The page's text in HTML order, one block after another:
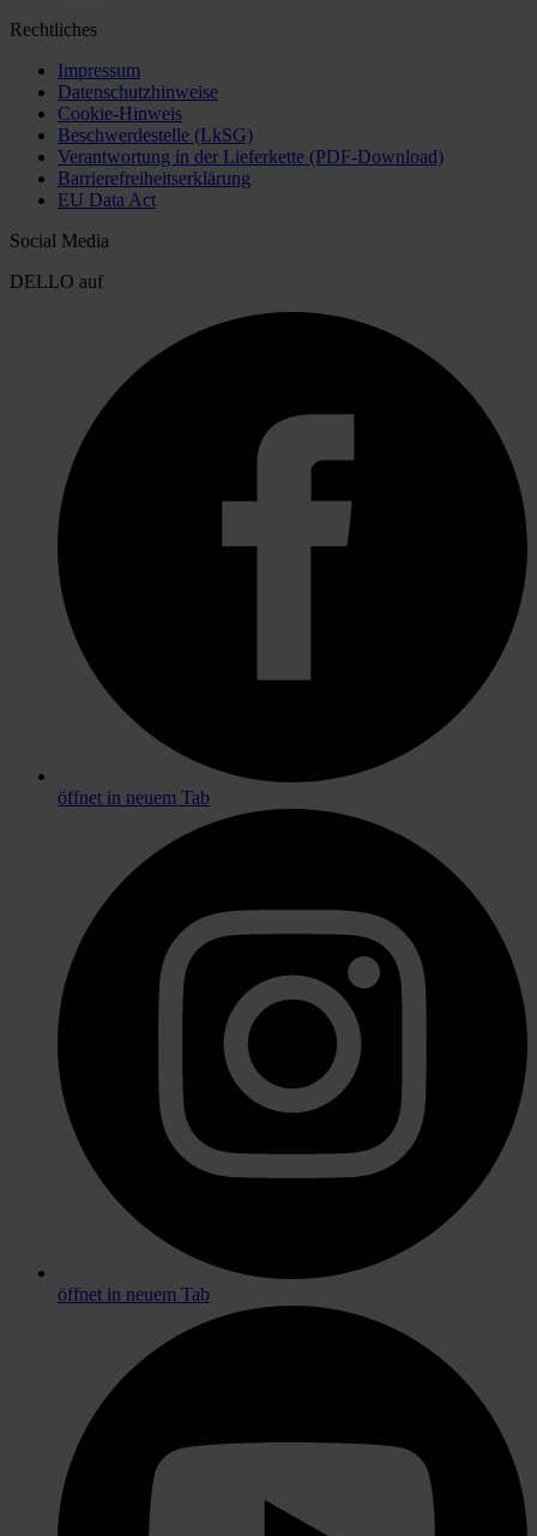
Rechtliches
Impressum
Datenschutzhinweise
Cookie-Hinweis
Beschwerdestelle (LkSG)
Verantwortung in der Lieferkette (PDF-Download)
Barrierefreiheitserklärung
EU Data Act
Social Media
DELLO auf
öffnet in neuem Tab
öffnet in neuem Tab